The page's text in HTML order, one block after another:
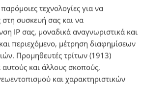
τεχνολογίες για να
συσκευή σας και να
IP σας, μοναδικά αναγνωριστικά και
περιεχόμενο, μέτρηση διαφημίσεων
Προμηθευτές τρίτων (1913)
αυτούς και άλλους σκοπούς,
και χαρακτηριστικών